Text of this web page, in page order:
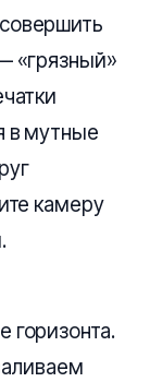
«грязный»
в мутные
камеру
горизонта.